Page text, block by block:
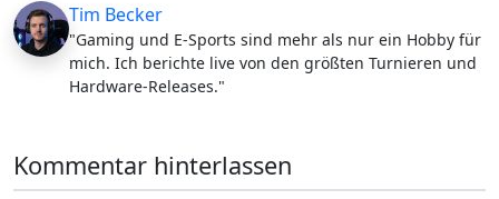
Tim Becker
"Gaming und E-Sports sind mehr als nur ein Hobby für
mich. Ich berichte live von den größten Turnieren und
Hardware-Releases."
Kommentar hinterlassen